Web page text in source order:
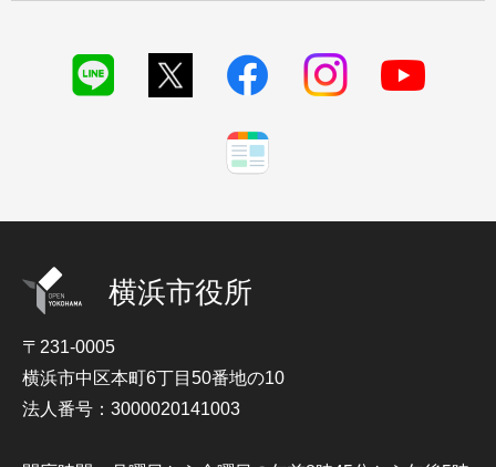
横浜市役所
〒231-0005
横浜市中区本町6丁目50番地の10
法人番号：3000020141003